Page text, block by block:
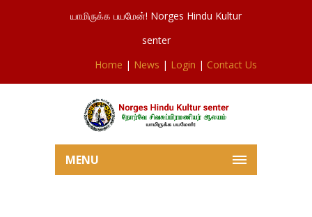
யாமிருக்க பயமேன்! Norges Hindu Kultur
senter
Home | News | Login | Contact Us
MENU